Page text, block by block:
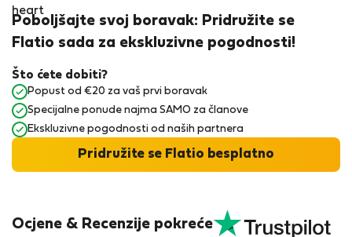
Ocjene & Recenzije pokreće
Poboljšajte svoj boravak: Pridružite se
Flatio sada za ekskluzivne pogodnosti!
Što ćete dobiti?
Popust od €20 za vaš prvi boravak
Specijalne ponude najma SAMO za članove
Ekskluzivne pogodnosti od naših partnera
Pridružite se Flatio besplatno